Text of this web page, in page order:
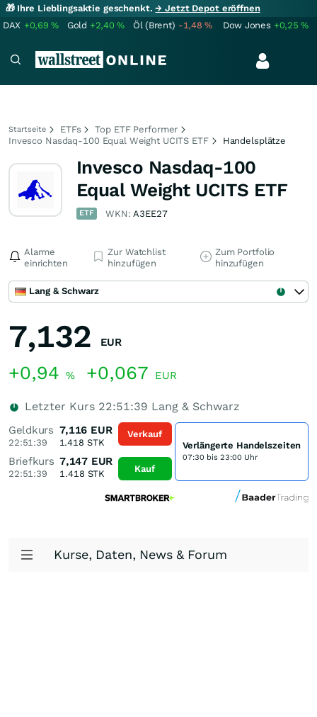
🎁 Ihre Lieblingsaktie geschenkt.→ Jetzt Depot eröffnen
DAX +0,69% Gold +2,40% Öl (Brent) -1,48% Dow Jones +0,25%
Startseite ETFs
Top ETF Performer
Invesco Nasdaq-100 Equal Weight UCITS ETF
Handelsplätze
Invesco Nasdaq-100
Equal Weight UCITS ETF
ETF WKN:A3EE27
Alarme
einrichten
Zur Watchlist
hinzufügen
Zum Portfolio
hinzufügen
Lang & Schwarz
7,132 EUR
+0,94 % +0,067 EUR
Letzter Kurs 22:51:39 Lang & Schwarz
Geldkurs
22:51:39
7,116 EUR
1.418 STK
Briefkurs
22:51:39
7,147 EUR
1.418 STK
Verkauf
Kauf
Verlängerte Handelszeiten
07:30 bis 23:00 Uhr
Kurse, Daten, News & Forum